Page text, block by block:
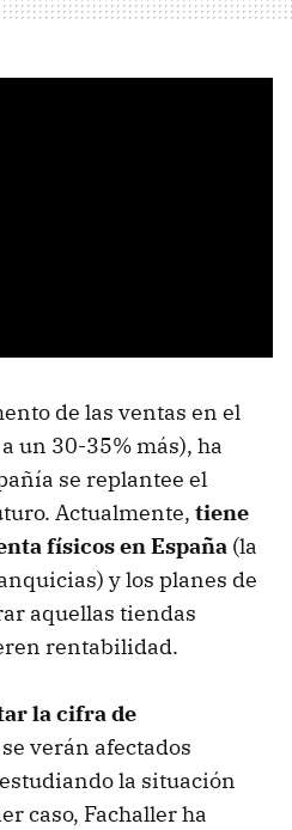
de las ventas en el
un 30-35% más), ha
se replantee el
Actualmente, tiene
físicos en España (la
y los planes de
aquellas tiendas
rentabilidad.
la cifra de
verán afectados
la situación
caso, Fachaller ha